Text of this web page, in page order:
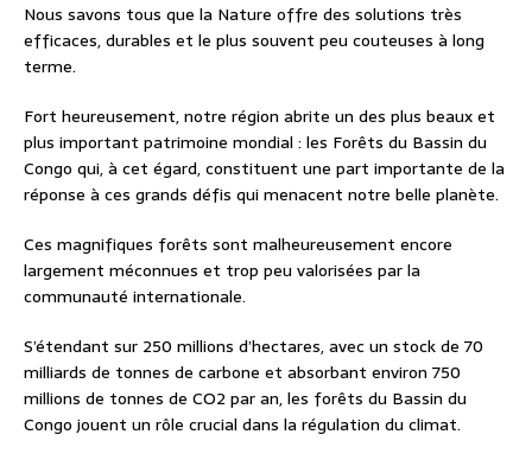
Nous savons tous que la Nature offre des solutions très
efficaces, durables et le plus souvent peu couteuses à long
terme.
Fort heureusement, notre région abrite un des plus beaux et
plus important patrimoine mondial : les Forêts du Bassin du
Congo qui, à cet égard, constituent une part importante de la
réponse à ces grands défis qui menacent notre belle planète.
Ces magnifiques forêts sont malheureusement encore
largement méconnues et trop peu valorisées par la
communauté internationale.
S’étendant sur 250 millions d’hectares, avec un stock de 70
milliards de tonnes de carbone et absorbant environ 750
millions de tonnes de CO2 par an, les forêts du Bassin du
Congo jouent un rôle crucial dans la régulation du climat.